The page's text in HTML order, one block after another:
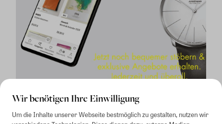
Wir benötigen Ihre Einwilligung
Um die Inhalte unserer Webseite bestmöglich zu gestalten, nutzen wir